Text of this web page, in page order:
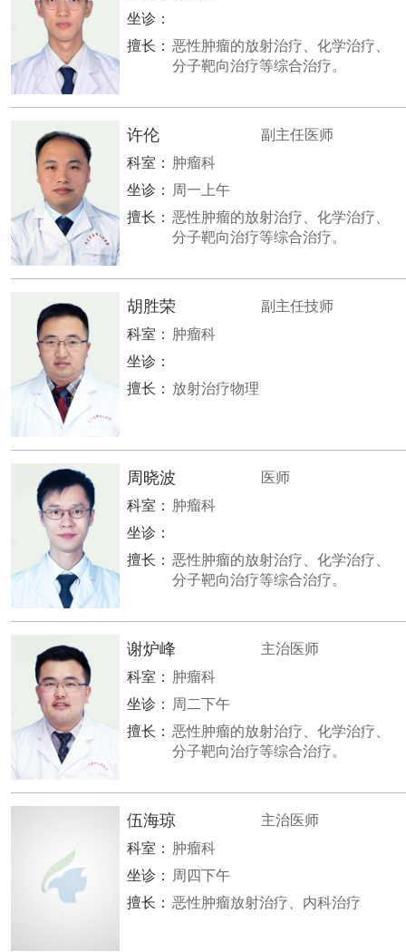
坐诊：
擅长： 恶性肿瘤的放射治疗、化学治疗、
分子靶向治疗等综合治疗。
许伦
副主任医师
科室：
肿瘤科
坐诊：
周一上午
擅长： 恶性肿瘤的放射治疗、化学治疗、
分子靶向治疗等综合治疗。
胡胜荣
副主任技师
科室：
肿瘤科
坐诊：
擅长： 放射治疗物理
周晓波
医师
科室：
肿瘤科
坐诊：
擅长： 恶性肿瘤的放射治疗、化学治疗、
分子靶向治疗等综合治疗。
谢炉峰
主治医师
科室：
肿瘤科
坐诊：
周二下午
擅长： 恶性肿瘤的放射治疗、化学治疗、
分子靶向治疗等综合治疗。
伍海琼
主治医师
科室：
肿瘤科
坐诊：
周四下午
擅长： 恶性肿瘤放射治疗、内科治疗